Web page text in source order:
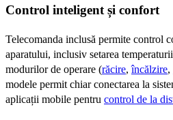
Control inteligent și confort
Telecomanda inclusă permite control
aparatului, inclusiv setarea
modurilor de operare (răcire,încălzire,
modele permit chiar conectarea la
aplicații mobile pentru control de la